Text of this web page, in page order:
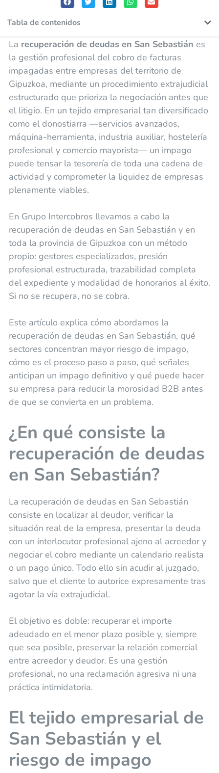
Tabla de contenidos
La recuperación de deudas en San Sebastián es
la gestión profesional del cobro de facturas
impagadas entre empresas del territorio de
Gipuzkoa, mediante un procedimiento extrajudicial
estructurado que prioriza la negociación antes que
el litigio. En un tejido empresarial tan diversificado
como el donostiarra —servicios avanzados,
máquina-herramienta, industria auxiliar, hostelería
profesional y comercio mayorista— un impago
puede tensar la tesorería de toda una cadena de
actividad y comprometer la liquidez de empresas
plenamente viables.
En Grupo Intercobros llevamos a cabo la
recuperación de deudas en San Sebastián y en
toda la provincia de Gipuzkoa con un método
propio: gestores especializados, presión
profesional estructurada, trazabilidad completa
del expediente y modalidad de honorarios al éxito.
Si no se recupera, no se cobra.
Este artículo explica cómo abordamos la
recuperación de deudas en San Sebastián, qué
sectores concentran mayor riesgo de impago,
cómo es el proceso paso a paso, qué señales
anticipan un impago definitivo y qué puede hacer
su empresa para reducir la morosidad B2B antes
de que se convierta en un problema.
¿En qué consiste la
recuperación de deudas
en San Sebastián?
La recuperación de deudas en San Sebastián
consiste en localizar al deudor, verificar la
situación real de la empresa, presentar la deuda
con un interlocutor profesional ajeno al acreedor y
negociar el cobro mediante un calendario realista
o un pago único. Todo ello sin acudir al juzgado,
salvo que el cliente lo autorice expresamente tras
agotar la vía extrajudicial.
El objetivo es doble: recuperar el importe
adeudado en el menor plazo posible y, siempre
que sea posible, preservar la relación comercial
entre acreedor y deudor. Es una gestión
profesional, no una reclamación agresiva ni una
práctica intimidatoria.
El tejido empresarial de
San Sebastián y el
riesgo de impago